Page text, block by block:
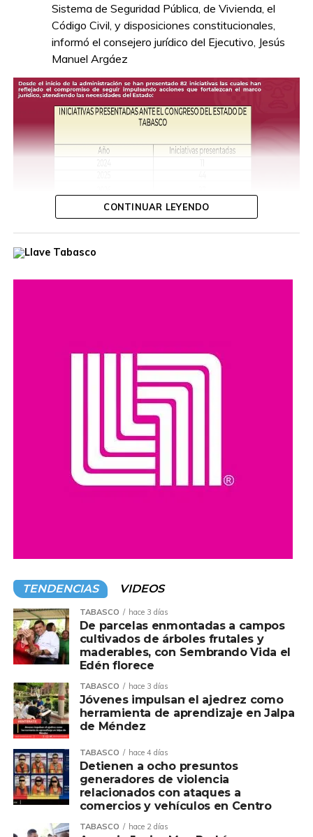
Sistema de Seguridad Pública, de Vivienda, el
Código Civil, y disposiciones constitucionales,
informó el consejero jurídico del Ejecutivo, Jesús
Manuel Argáez
Con 82 iniciativas promovidas y aprobadas, a la fecha,
Pueblo impulsa una agenda de actualización y
jurídico del Poder Ejecutivo del estado, Jesús Manuel
En la conferencia de prensa matutina encabezada por el
Gobernador Javier May Rodríguez, el servidor público
detalló que, para lograr procedimientos más expeditos y
eficientes, 11 iniciativas fueron aprobadas en los últimos
tres meses del 2024; 44 en el 2025 y en lo que va del
Refirió que entre las reformas aprobadas destacan
modificaciones a la Ley del Catastro del Estado de
Tabasco, Ley Registral, Ley del Notariado, Código Civil,
Ley del Sistema de Seguridad Pública, Ley de Vivienda,
así como disposiciones de la Constitución Política del
Estado Libre y Soberano de Tabasco.
CONTINUAR LEYENDO
TENDENCIAS VIDEOS
TABASCO hace 3 días
De parcelas enmontadas a campos
cultivados de árboles frutales y
maderables, con Sembrando Vida el
Edén florece
TABASCO hace 3 días
Jóvenes impulsan el ajedrez como
herramienta de aprendizaje en Jalpa
de Méndez
TABASCO hace 4 días
Detienen a ocho presuntos
generadores de violencia
relacionados con ataques a
comercios y vehículos en Centro
TABASCO hace 2 días